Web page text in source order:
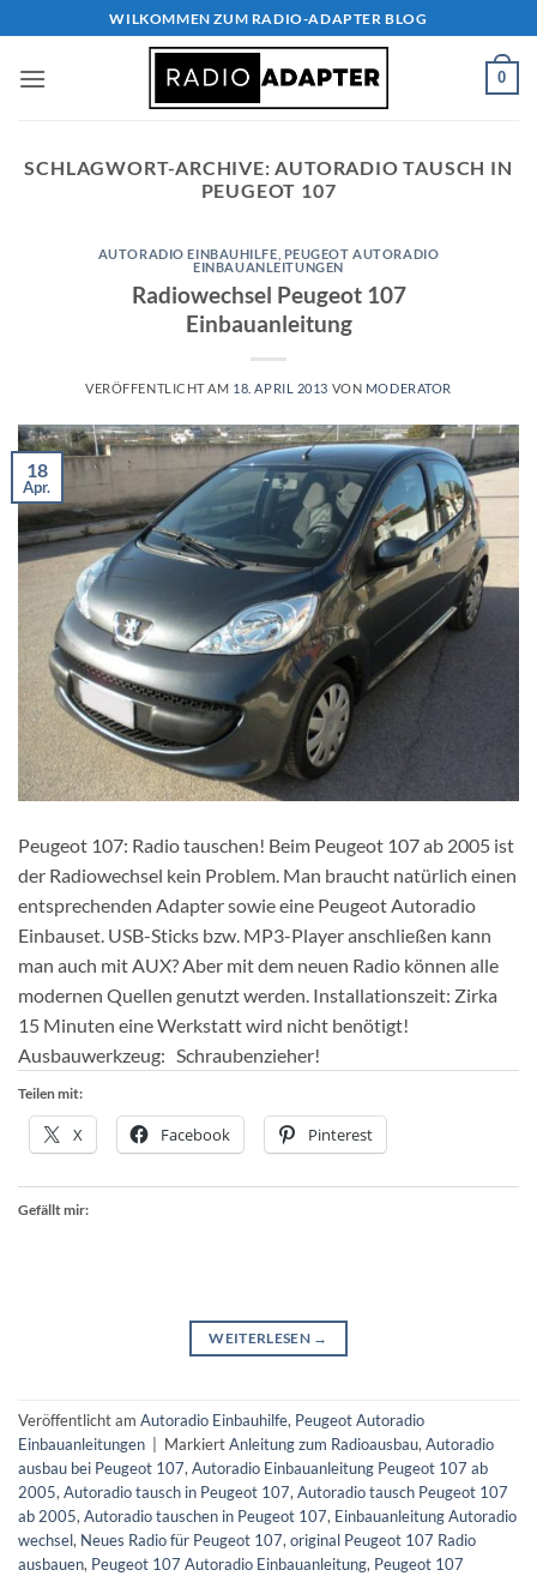
Inhalt
springen
WILKOMMEN ZUM RADIO-ADAPTER BLOG
0
SCHLAGWORT-ARCHIVE:AUTORADIO TAUSCH IN
PEUGEOT 107
AUTORADIO EINBAUHILFE PEUGEOT AUTORADIO
EINBAUANLEITUNGEN
Radiowechsel Peugeot 107
Einbauanleitung
VERÖFFENTLICHT AM 18. APRIL 2013 VON MODERATOR
18
Apr.
Peugeot 107: Radio tauschen! Beim Peugeot 107 ab 2005 ist
der Radiowechsel kein Problem. Man braucht natürlich einen
entsprechenden Adapter sowie eine Peugeot Autoradio
Einbauset. USB-Sticks bzw. MP3-Player anschließen kann
man auch mit AUX? Aber mit dem neuen Radio können alle
modernen Quellen genutzt werden. Installationszeit: Zirka
15 Minuten eine Werkstatt wird nicht benötigt!
Ausbauwerkzeug: Schraubenzieher!
Teilen mit:
X Facebook Pinterest
Gefällt mir:
WEITERLESEN →
Veröffentlicht am Autoradio Einbauhilfe, Peugeot Autoradio
Einbauanleitungen
MarkiertAnleitung zum Radioausbau, Autoradio
ausbau bei Peugeot 107, Autoradio Einbauanleitung Peugeot 107 ab
2005, Autoradio tausch in Peugeot 107, Autoradio tausch Peugeot 107
ab 2005, Autoradio tauschen in Peugeot 107, Einbauanleitung Autoradio
wechsel, Neues Radio für Peugeot 107, original Peugeot 107 Radio
ausbauen, Peugeot 107 Autoradio Einbauanleitung, Peugeot 107